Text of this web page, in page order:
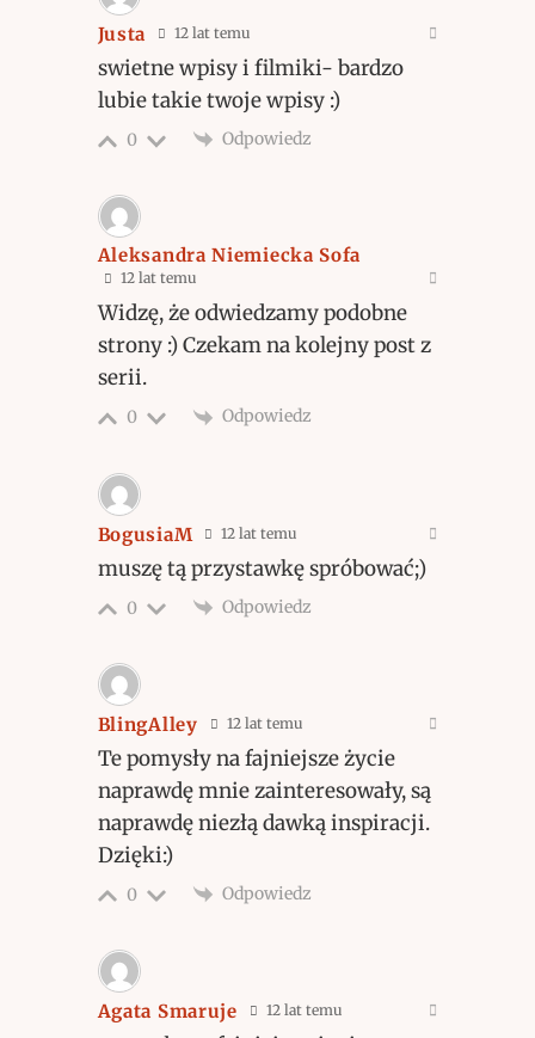
Justa 12 lat temu
swietne wpisy i filmiki- bardzo
lubie takie twoje wpisy :)
0 Odpowiedz
Aleksandra Niemiecka Sofa
12 lat temu
Widzę, że odwiedzamy podobne
strony :) Czekam na kolejny post z
serii.
0 Odpowiedz
BogusiaM 12 lat temu
muszę tą przystawkę spróbować;)
0 Odpowiedz
BlingAlley 12 lat temu
Te pomysły na fajniejsze życie
naprawdę mnie zainteresowały, są
naprawdę niezłą dawką inspiracji.
Dzięki:)
0 Odpowiedz
Agata Smaruje 12 lat temu